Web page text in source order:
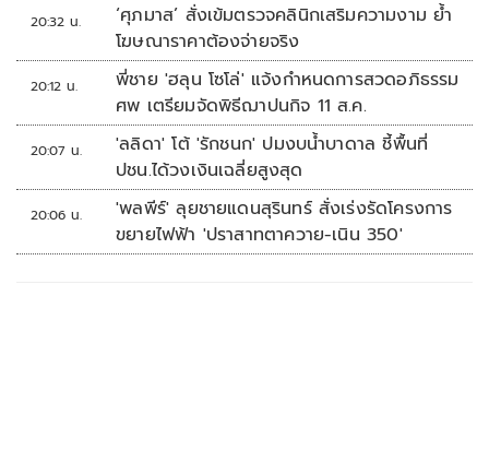
20:32 น.
‘ศุภมาส’ สั่งเข้มตรวจคลินิกเสริมความงาม ย้ำ
โฆษณาราคาต้องจ่ายจริง
20:12 น.
พี่ชาย 'ฮลุน โซโล่' แจ้งกำหนดการสวดอภิธรรม
ศพ เตรียมจัดพิธีฌาปนกิจ 11 ส.ค.
20:07 น.
'ลลิดา' โต้ 'รักชนก' ปมงบน้ำบาดาล ชี้พื้นที่
ปชน.ได้วงเงินเฉลี่ยสูงสุด
20:06 น.
'พลพีร์' ลุยชายแดนสุรินทร์ สั่งเร่งรัดโครงการ
ขยายไฟฟ้า 'ปราสาทตาควาย-เนิน 350'